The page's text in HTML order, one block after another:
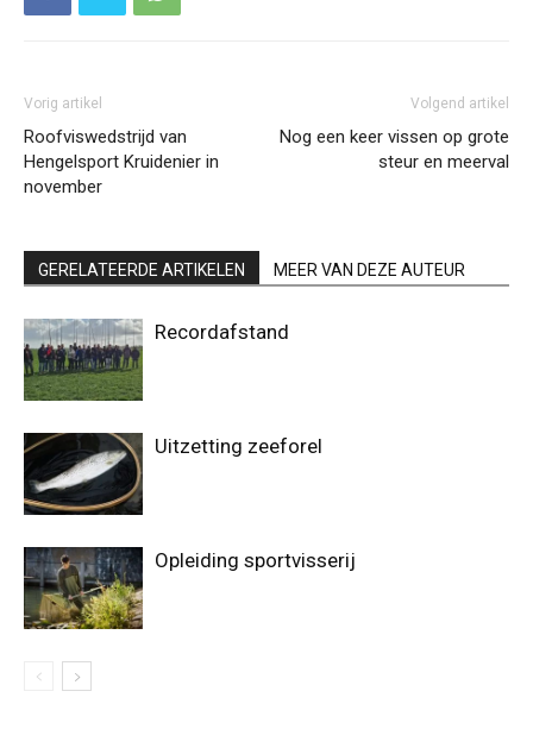
Vorig artikel
Roofviswedstrijd van
Hengelsport Kruidenier in
november
Volgend artikel
Nog een keer vissen op grote
steur en meerval
GERELATEERDE ARTIKELEN MEER VAN DEZE AUTEUR
Recordafstand
Uitzetting zeeforel
Opleiding sportvisserij